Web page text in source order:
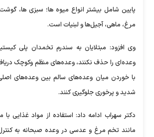
پایین شامل بیشتر انواع میوه ها؛ سبزی ها،
مرغ، ماهی، آجیل‌ها و لبنیات است.
وی افزود: مبتلایان به سندرم تخمدان پلی
وعده‌ای را حذف نکنند، وعده‌های منظم وکوچک
با خوردن میان وعده‌های سالم بین وعده‌های
شدید و پرخوری جلوگیری کنند.
دکتر سهراب ادامه داد: استفاده از مواد غذایی با
مانند تخم مرغ و عدسی در وعده صبحانه به